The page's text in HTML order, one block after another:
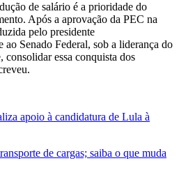
de salário é a prioridade do
Após a aprovação da PEC na
pelo presidente
Senado Federal, sob a liderança do
essa conquista dos
apoio à candidatura de Lula à
de cargas; saiba o que muda